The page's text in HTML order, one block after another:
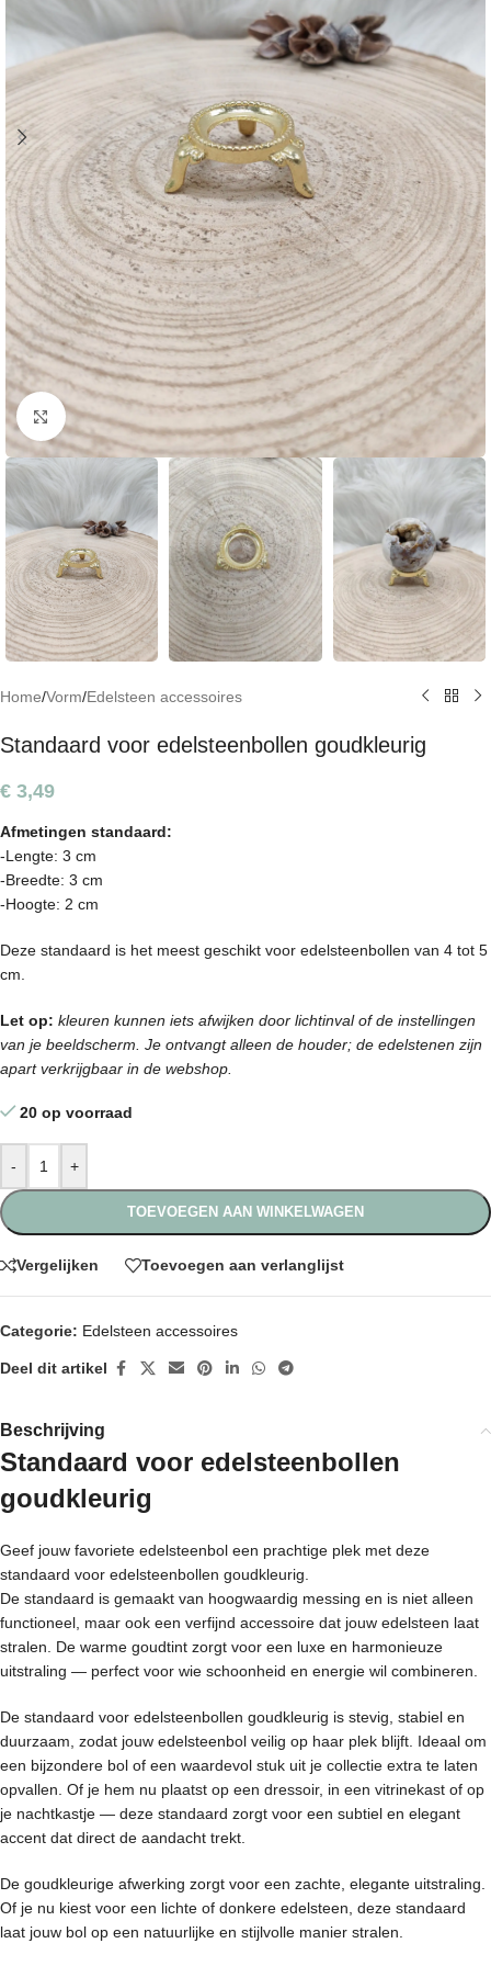
Klik om te vergroten
Home/Vorm/Edelsteen accessoires
Standaard voor edelsteenbollen goudkleurig
€ 3,49
Afmetingen standaard:
-Lengte: 3 cm
-Breedte: 3 cm
-Hoogte: 2 cm
Deze standaard is het meest geschikt voor edelsteenbollen van 4 tot 5
cm.
Let op: kleuren kunnen iets afwijken door lichtinval of de instellingen
van je beeldscherm. Je ontvangt alleen de houder; de edelstenen zijn
apart verkrijgbaar in de webshop.
20 op voorraad
- +
TOEVOEGEN AAN WINKELWAGEN
Vergelijken Toevoegen aan verlanglijst
Categorie: Edelsteen accessoires
Deel dit artikel
Beschrijving
Standaard voor edelsteenbollen
goudkleurig
Geef jouw favoriete edelsteenbol een prachtige plek met deze
standaard voor edelsteenbollen goudkleurig.
De standaard is gemaakt van hoogwaardig messing en is niet alleen
functioneel, maar ook een verfijnd accessoire dat jouw edelsteen laat
stralen. De warme goudtint zorgt voor een luxe en harmonieuze
uitstraling — perfect voor wie schoonheid en energie wil combineren.
De standaard voor edelsteenbollen goudkleurig is stevig, stabiel en
duurzaam, zodat jouw edelsteenbol veilig op haar plek blijft. Ideaal om
een bijzondere bol of een waardevol stuk uit je collectie extra te laten
opvallen. Of je hem nu plaatst op een dressoir, in een vitrinekast of op
je nachtkastje — deze standaard zorgt voor een subtiel en elegant
accent dat direct de aandacht trekt.
De goudkleurige afwerking zorgt voor een zachte, elegante uitstraling.
Of je nu kiest voor een lichte of donkere edelsteen, deze standaard
laat jouw bol op een natuurlijke en stijlvolle manier stralen.